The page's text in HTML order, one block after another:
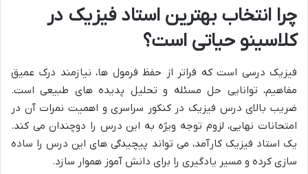
چرا انتخاب بهترین استاد فیزیک در
کلاسینو حیاتی است؟
فیزیک درسی است که فراتر از حفظ فرمول ها، نیازمند درک عمیق
مفاهیم، توانایی حل مسئله و تحلیل پدیده های طبیعی است.
ضریب بالای درس فیزیک در کنکور سراسری و اهمیت نمرات آن در
امتحانات نهایی، لزوم توجه ویژه به این درس را دوچندان می کند.
یک استاد فیزیک کارآمد، می تواند پیچیدگی های این درس را ساده
سازی کرده و مسیر یادگیری را برای دانش آموز هموار سازد.